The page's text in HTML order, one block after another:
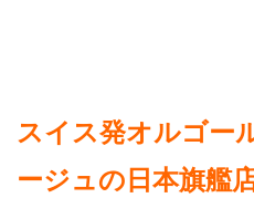
スイス発オルゴー
ージュの日本旗艦